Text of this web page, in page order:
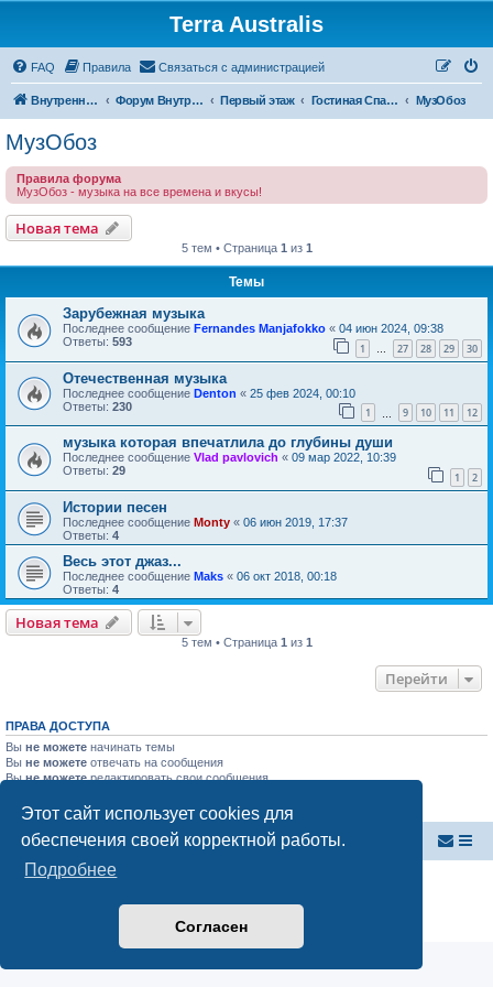
Этот сайт использует cookies для
обеспечения своей корректной работы.
Подробнее
Согласен
Terra Australis
FAQ Правила Связаться с администрацией
Внутренняя Австралия Форум Внутренней Австралии Первый этаж Гостиная Спасателей МузОбоз
МузОбоз
Правила форума
МузОбоз - музыка на все времена и вкусы!
Новая тема
Новаятема
5 тем • Страница 1 из 1
Темы
Зарубежная музыка
Последнее сообщение Fernandes Manjafokko « 04 июн 2024, 09:38
Ответы: 593 1 … 27 28 29 30
Отечественная музыка
Последнее сообщение Denton « 25 фев 2024, 00:10
Ответы: 230 1 9 10 11 12
музыка которая впечатлила до глубины души
Последнее сообщение Vlad pavlovich « 09 мар 2022, 10:39
Ответы: 29 1 2
Истории песен
Последнее сообщение Monty « 06 июн 2019, 17:37
Ответы: 4
Весь этот джаз...
Последнее сообщение Maks « 06 окт 2018, 00:18
Ответы: 4
Новая тема
Новаятема
5 тем • Страница 1 из 1
Перейти
ПРАВА ДОСТУПА
Вы не можете начинать темы
Вы не можете отвечать на сообщения
Выне можетередактировать свои сообщения
Выне можетедобавлять вложения
Внутренняя Австралия Форум Внутренней Австралии
Создано на основе
Конфиденциальность